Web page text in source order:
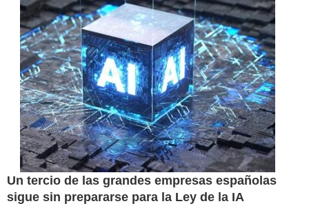
Un tercio de las grandes empresas españolas
sigue sin prepararse para la Ley de la IA